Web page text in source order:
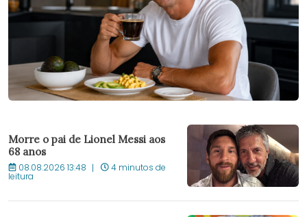
Morre o pai de Lionel Messi aos
68 anos
08.08.2026 13:48 4 minutos de
leitura